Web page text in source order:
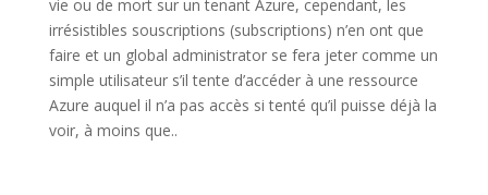
vie ou de mort sur un tenant Azure, cependant, les
irrésistibles souscriptions (subscriptions) n’en ont que
faire et un global administrator se fera jeter comme un
simple utilisateur s’il tente d’accéder à une ressource
Azure auquel il n’a pas accès si tenté qu’il puisse déjà la
voir, à moins que..